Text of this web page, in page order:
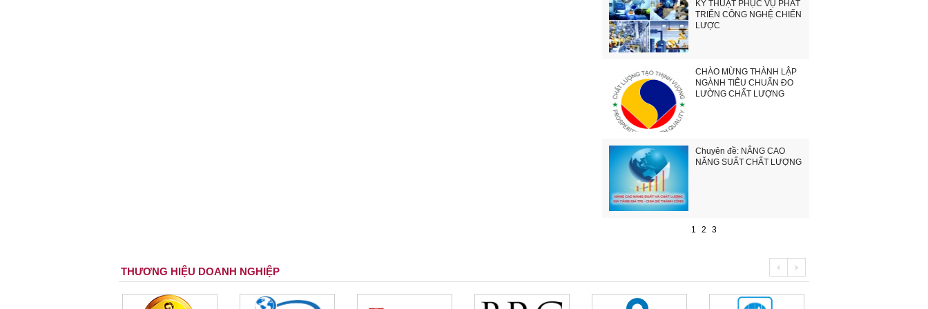
KỸ THUẬT PHỤC VỤ PHÁT
TRIỂN CÔNG NGHỆ CHIẾN
LƯỢC
CHÀO MỪNG THÀNH LẬP
NGÀNH TIÊU CHUẨN ĐO
LƯỜNG CHẤT LƯỢNG
Chuyên đề: NÂNG CAO
NĂNG SUẤT CHẤT LƯỢNG
1 2 3
THƯƠNG HIỆU DOANH NGHIỆP